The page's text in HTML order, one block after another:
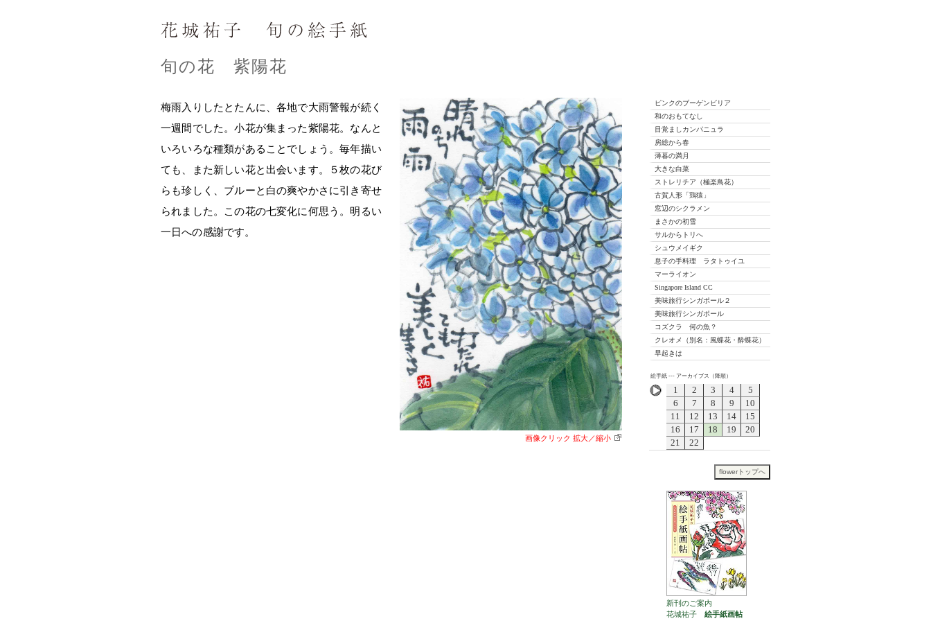
旬の花 紫陽花
梅雨入りしたとたんに、各地で大雨警報が続く
一週間でした。小花が集まった紫陽花。なんと
いろいろな種類があることでしょう。毎年描い
ても、また新しい花と出会います。５枚の花び
らも珍しく、ブルーと白の爽やかさに引き寄せ
られました。この花の七変化に何思う。明るい
一日への感謝です。
画像クリック 拡大／縮小
ピンクのブーゲンビリア
和のおもてなし
目覚ましカンパニュラ
房総から春
薄暮の満月
大きな白菜
ストレリチア（極楽鳥花）
古賀人形「鶏猿」
窓辺のシクラメン
まさかの初雪
サルからトリへ
シュウメイギク
息子の手料理 ラタトゥイユ
マーライオン
Singapore Island CC
美味旅行シンガポール２
美味旅行シンガポール
コズクラ 何の魚？
クレオメ（別名：風蝶花・酔蝶花）
早起きは
絵手紙 --- アーカイブス（降順）
1 2 3 4
5
6
7 8 9
10
11
12 13 14
15
16
17 18 19
20
21
22
新刊のご案内
花城祐子 絵手紙画帖